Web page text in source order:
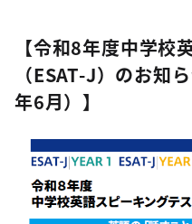
【令和8年度中学校
（ESAT-J）のお知
年6月）】